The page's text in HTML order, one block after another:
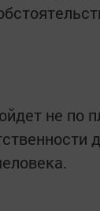
не по